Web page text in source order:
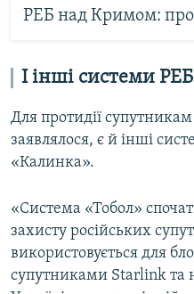
РЕБ над Кримом:
І інші системи
Для протидії
заявлялося, є й інші
«Калинка».
«Система «Тобол»
захисту російських
використовується для
супутниками Starlink та